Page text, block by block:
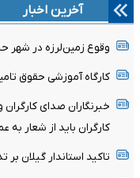
آخرین اخبار
وقوع زمین‌لرزه در شهر
کارگاه آموزشی حقوق
خبرنگاران صدای
کارگران باید از شعار
تاکید استاندار گیلان